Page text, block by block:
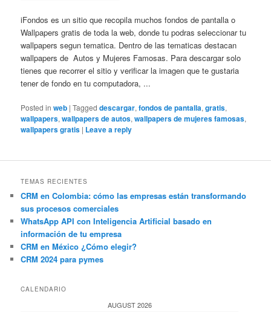
iFondos es un sitio que recopila muchos fondos de pantalla o
Wallpapers gratis de toda la web, donde tu podras seleccionar tu
wallpapers segun tematica. Dentro de las tematicas destacan
wallpapers de Autos y Mujeres Famosas. Para descargar solo
tienes que recorrer el sitio y verificar la imagen que te gustaria
tener de fondo en tu computadora, ...
Posted in web |Tagged descargar,fondos de pantalla,gratis,
wallpapers,wallpapers de autos,wallpapers de mujeres famosas,
wallpapers gratis | Leave a reply
TEMAS RECIENTES
CRM en Colombia: cómo las empresas están transformando
sus procesos comerciales
WhatsApp API con Inteligencia Artificial basado en
información de tu empresa
CRM en México ¿Cómo elegir?
CRM 2024 para pymes
CALENDARIO
AUGUST 2026